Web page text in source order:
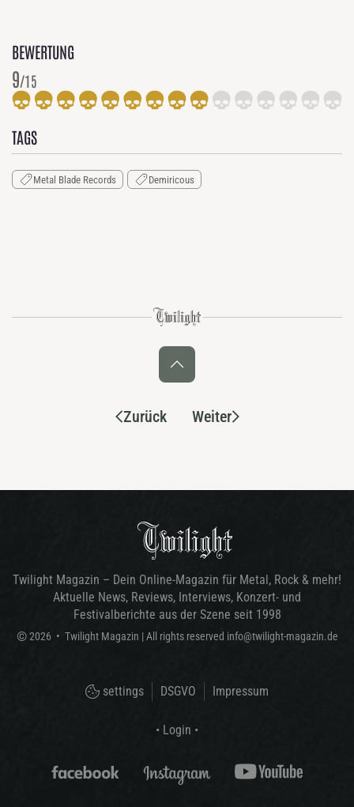
BEWERTUNG
9/15
TAGS
Metal Blade Records Demiricous
Zurück Weiter
Twilight Magazin – Dein Online-Magazin für Metal, Rock & mehr!
Aktuelle News, Reviews, Interviews, Konzert- und
Festivalberichte aus der Szene seit 1998
© 2026 • Twilight Magazin | All rights reserved info@twilight-magazin.de
settings DSGVO Impressum
• Login •